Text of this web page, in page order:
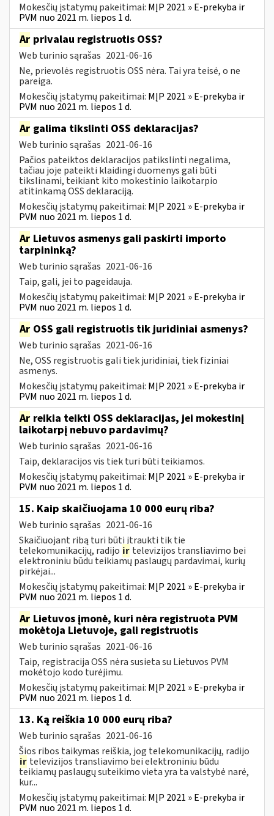
Mokesčių įstatymų pakeitimai: MĮP 2021 » E-prekyba ir
PVM nuo 2021 m. liepos 1 d.
Ar privalau registruotis OSS?
Web turinio sąrašas 2021-06-16
Ne, prievolės registruotis OSS nėra. Tai yra teisė, o ne
pareiga.
Mokesčių įstatymų pakeitimai: MĮP 2021 » E-prekyba ir
PVM nuo 2021 m. liepos 1 d.
Ar galima tikslinti OSS deklaracijas?
Web turinio sąrašas 2021-06-16
Pačios pateiktos deklaracijos patikslinti negalima,
tačiau joje pateikti klaidingi duomenys gali būti
tikslinami, teikiant kito mokestinio laikotarpio
atitinkamą OSS deklaraciją.
Mokesčių įstatymų pakeitimai: MĮP 2021 » E-prekyba ir
PVM nuo 2021 m. liepos 1 d.
Ar Lietuvos asmenys gali paskirti importo
tarpininką?
Web turinio sąrašas 2021-06-16
Taip, gali, jei to pageidauja.
Mokesčių įstatymų pakeitimai: MĮP 2021 » E-prekyba ir
PVM nuo 2021 m. liepos 1 d.
Ar OSS gali registruotis tik juridiniai asmenys?
Web turinio sąrašas 2021-06-16
Ne, OSS registruotis gali tiek juridiniai, tiek fiziniai
asmenys.
Mokesčių įstatymų pakeitimai: MĮP 2021 » E-prekyba ir
PVM nuo 2021 m. liepos 1 d.
Ar reikia teikti OSS deklaracijas, jei mokestinį
laikotarpį nebuvo pardavimų?
Web turinio sąrašas 2021-06-16
Taip, deklaracijos vis tiek turi būti teikiamos.
Mokesčių įstatymų pakeitimai: MĮP 2021 » E-prekyba ir
PVM nuo 2021 m. liepos 1 d.
15. Kaip skaičiuojama 10 000 eurų riba?
Web turinio sąrašas 2021-06-16
Skaičiuojant ribą turi būti įtraukti tik tie
telekomunikacijų, radijo ir televizijos transliavimo bei
elektroniniu būdu teikiamų paslaugų pardavimai, kurių
pirkėjai...
Mokesčių įstatymų pakeitimai: MĮP 2021 » E-prekyba ir
PVM nuo 2021 m. liepos 1 d.
Ar Lietuvos įmonė, kuri nėra registruota PVM
mokėtoja Lietuvoje, gali registruotis
Web turinio sąrašas 2021-06-16
Taip, registracija OSS nėra susieta su Lietuvos PVM
mokėtojo kodo turėjimu.
Mokesčių įstatymų pakeitimai: MĮP 2021 » E-prekyba ir
PVM nuo 2021 m. liepos 1 d.
13. Ką reiškia 10 000 eurų riba?
Web turinio sąrašas 2021-06-16
Šios ribos taikymas reiškia, jog telekomunikacijų, radijo
ir televizijos transliavimo bei elektroniniu būdu
teikiamų paslaugų suteikimo vieta yra ta valstybė narė,
kur...
Mokesčių įstatymų pakeitimai: MĮP 2021 » E-prekyba ir
PVM nuo 2021 m. liepos 1 d.